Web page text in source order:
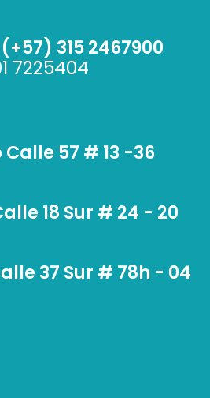
315 2467900
7225404
57 # 13 -36
18 Sur # 24 - 20
37 Sur # 78h - 04